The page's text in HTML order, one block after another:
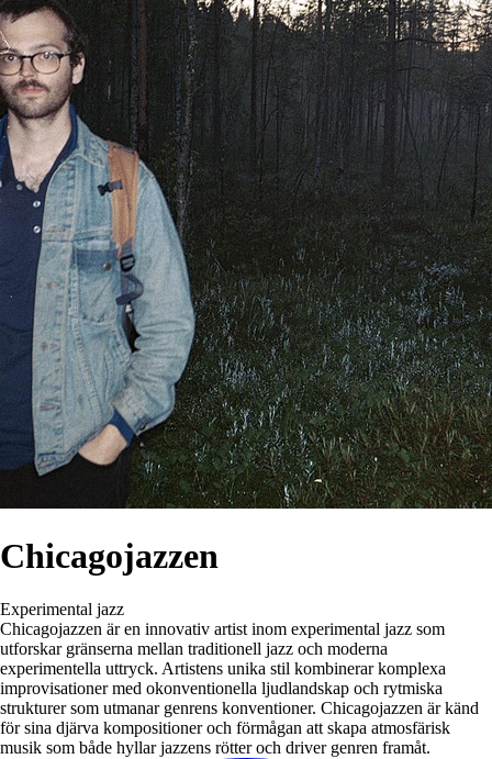
Chicagojazzen
Experimental jazz
Chicagojazzen är en innovativ artist inom experimental jazz som
utforskar gränserna mellan traditionell jazz och moderna
experimentella uttryck. Artistens unika stil kombinerar komplexa
improvisationer med okonventionella ljudlandskap och rytmiska
strukturer som utmanar genrens konventioner. Chicagojazzen är känd
för sina djärva kompositioner och förmågan att skapa atmosfärisk
musik som både hyllar jazzens rötter och driver genren framåt.